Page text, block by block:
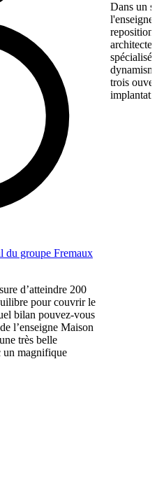
du groupe Fremaux
d’atteindre 200
pour couvrir le
bilan pouvez-vous
l’enseigne Maison
très belle
un magnifique
Dans un
l'enseigne
spécialisé
trois